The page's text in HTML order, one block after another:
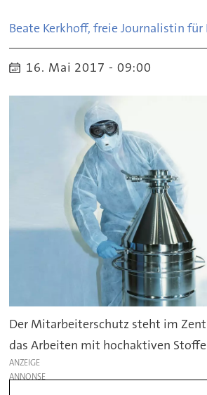
Beate Kerkhoff, freie Journalistin für
16. Mai 2017 - 09:00
Der Mitarbeiterschutz steht im
das Arbeiten mit hochaktiven
ANZEIGE